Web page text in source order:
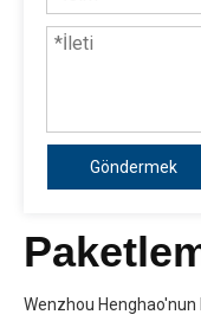
Göndermek
Wenzhou